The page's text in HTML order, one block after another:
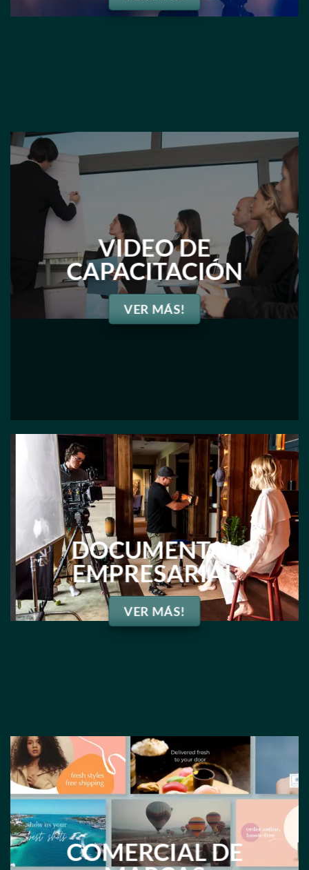
VIDEO DE
CAPACITACIÓN
VER MÁS!
DOCUMENTAL
EMPRESARIAL
VER MÁS!
COMERCIAL DE